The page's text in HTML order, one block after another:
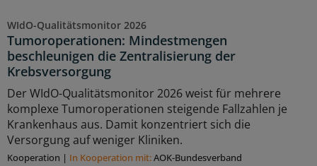
WIdO-Qualitätsmonitor 2026
Tumoroperationen: Mindestmengen
beschleunigen die Zentralisierung der
Krebsversorgung
Der WIdO-Qualitätsmonitor 2026 weist für mehrere
komplexe Tumoroperationen steigende Fallzahlen je
Krankenhaus aus. Damit konzentriert sich die
Versorgung auf weniger Kliniken.
Kooperation | In Kooperation mit:AOK-Bundesverband